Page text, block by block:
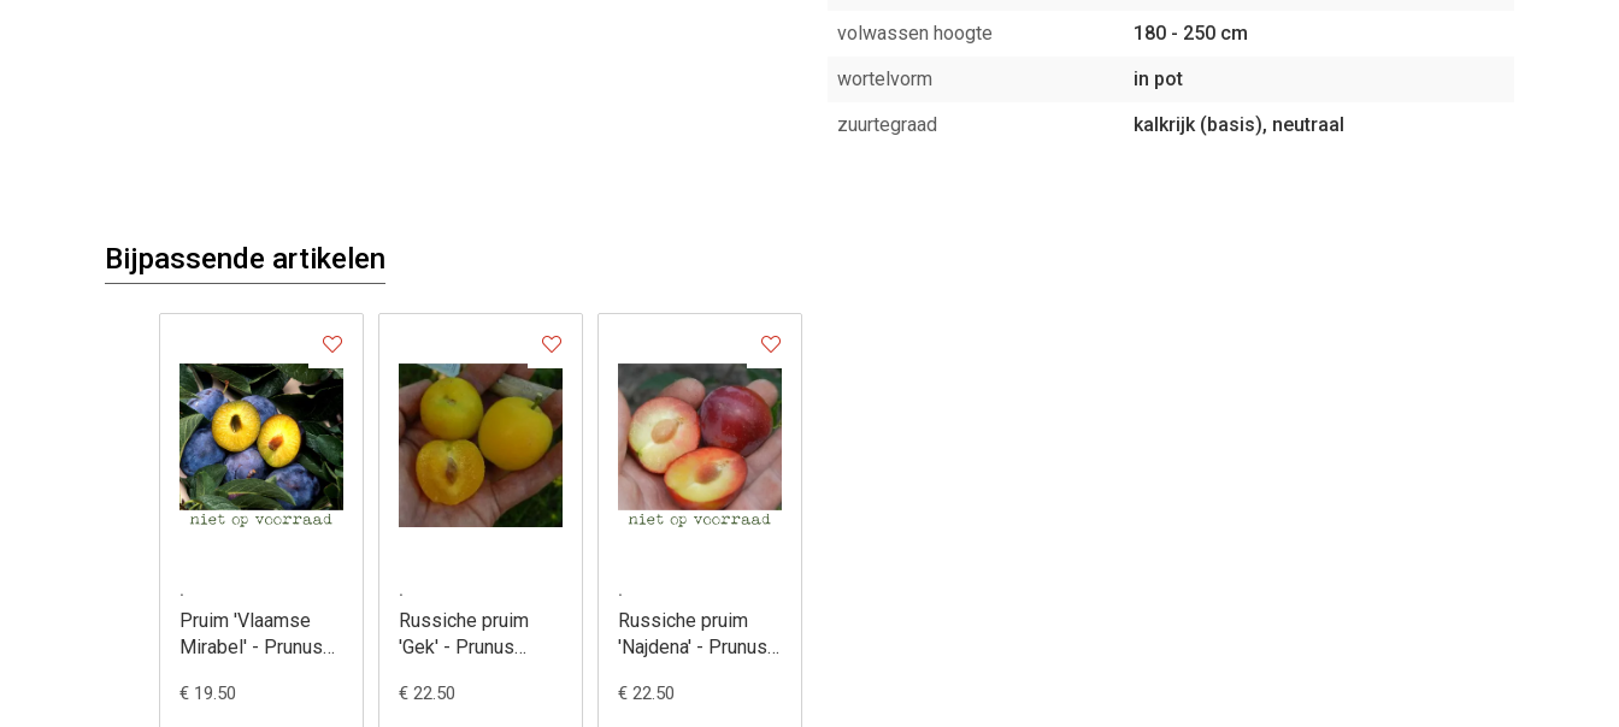
volwassen hoogte
180 - 250 cm
wortelvorm
in pot
zuurtegraad
kalkrijk (basis), neutraal
Bijpassende artikelen
.
Pruim 'Vlaamse
Mirabel' - Prunus
€ 19.50
.
Russiche pruim
'Gek' - Prunus
cerasifera
€ 22.50
.
Russiche pruim
'Najdena' - Prunus
cerasifera
€ 22.50